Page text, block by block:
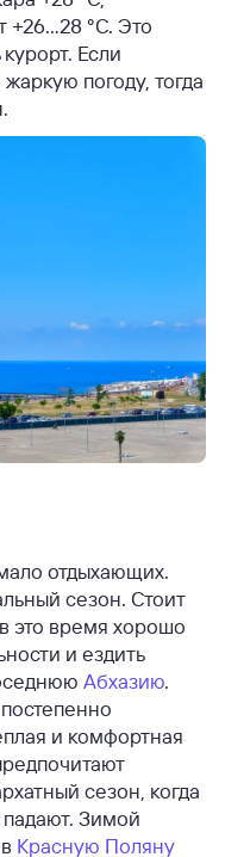
+26...28 °C. Это
Если
погоду, тогда
отдыхающих.
сезон. Стоит
это время хорошо
и ездить
Абхазию.
и комфортная
сезон, когда
Зимой
Красную Поляну